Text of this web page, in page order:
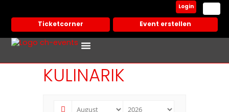
Ticketcorner Event erstellen
Login
KULINARIK